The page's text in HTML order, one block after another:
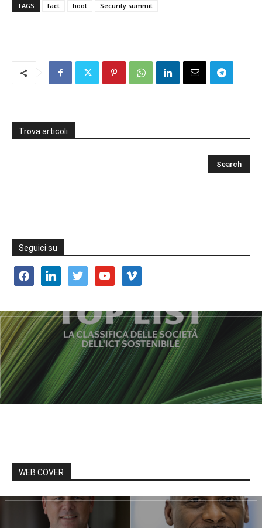
TAGS fact hoot Security summit
Trova articoli
Seguici su
facebooklinkedin twitter youtube vimeo
WEB COVER